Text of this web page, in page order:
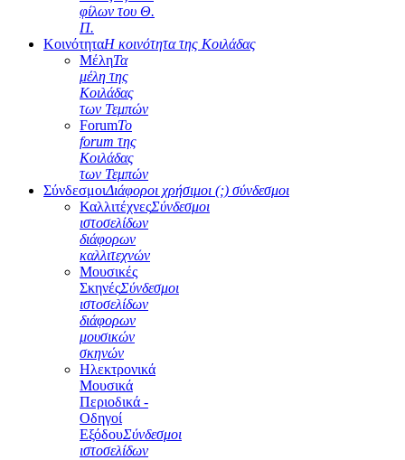
φίλων του Θ.
Π.
ΚοινότηταΗ κοινότητα της Κοιλάδας
ΜέληΤα
μέλη της
Κοιλάδας
των Τεμπών
ForumΤο
forum της
Κοιλάδας
των Τεμπών
ΣύνδεσμοιΔιάφοροι χρήσιμοι (;) σύνδεσμοι
ΚαλλιτέχνεςΣύνδεσμοι
ιστοσελίδων
διάφορων
καλλιτεχνών
Μουσικές
ΣκηνέςΣύνδεσμοι
ιστοσελίδων
διάφορων
μουσικών
σκηνών
Ηλεκτρονικά
Μουσικά
Περιοδικά -
Οδηγοί
ΕξόδουΣύνδεσμοι
ιστοσελίδων